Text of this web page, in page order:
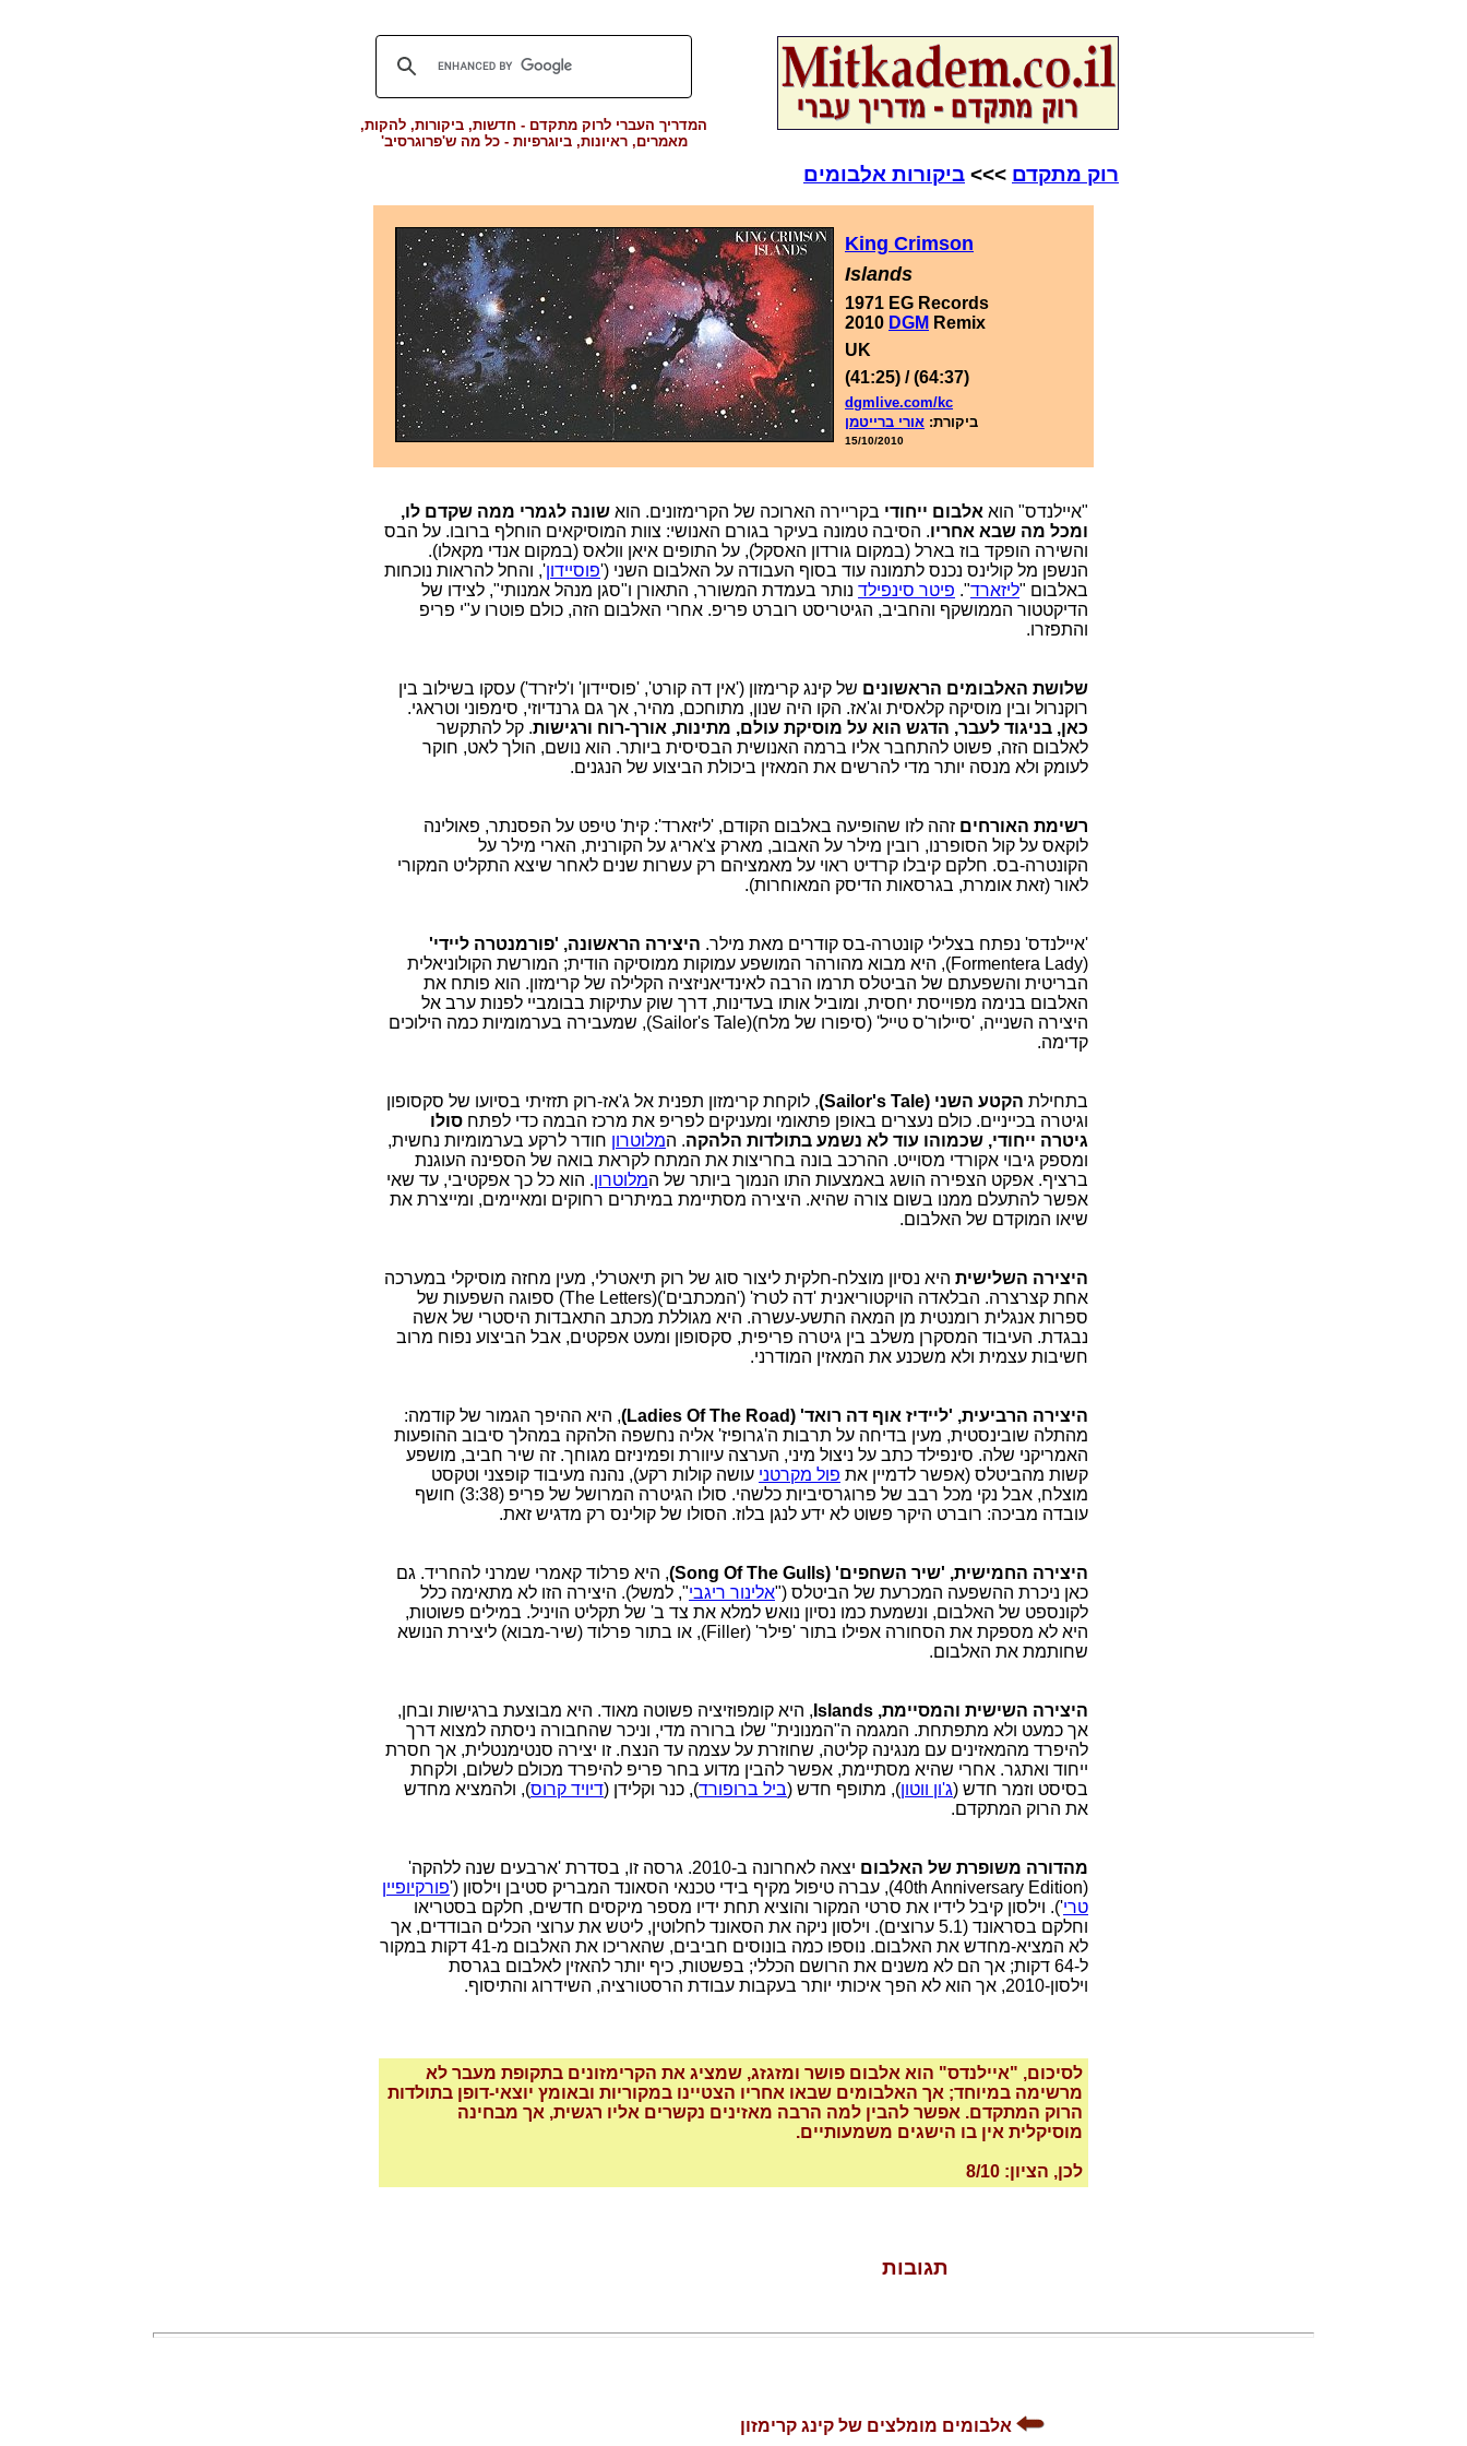
המדריך העברי לרוק מתקדם - חדשות, ביקורות, להקות,
מאמרים, ראיונות, ביוגרפיות - כל מה ש'פרוגרסיב'
רוק מתקדם >>> ביקורות אלבומים
King Crimson
Islands
1971 EG Records
2010 DGM Remix
UK
(41:25) / (64:37)
dgmlive.com/kc
ביקורת: אורי ברייטמן
15/10/2010
"איילנדס" הוא אלבום ייחודי בקריירה הארוכה של הקרימזונים. הוא שונה לגמרי ממה שקדם לו,
ומכל מה שבא אחריו. הסיבה טמונה בעיקר בגורם האנושי: צוות המוסיקאים הוחלף ברובו. על הבס
והשירה הופקד בוז בארל (במקום גורדון האסקל), על התופים איאן וולאס (במקום אנדי מקאלו).
הנשפן מל קולינס נכנס לתמונה עוד בסוף העבודה על האלבום השני ('פוסיידון', והחל להראות נוכחות
באלבום "ליזארד". פיטר סינפילד נותר בעמדת המשורר, התאורן ו"סגן מנהל אמנותי", לצידו של
הדיקטטור הממושקף והחביב, הגיטריסט רוברט פריפ. אחרי האלבום הזה, כולם פוטרו ע"י פריפ
והתפזרו.
שלושת האלבומים הראשונים של קינג קרימזון ('אין דה קורט', 'פוסיידון' ו'ליזרד') עסקו בשילוב בין
רוקנרול ובין מוסיקה קלאסית וג'אז. הקו היה שנון, מתוחכם, מהיר, אך גם גרנדיוזי, סימפוני וטראגי.
כאן, בניגוד לעבר, הדגש הוא על מוסיקת עולם, מתינות, אורך-רוח ורגישות. קל להתקשר
לאלבום הזה, פשוט להתחבר אליו ברמה האנושית הבסיסית ביותר. הוא נושם, הולך לאט, חוקר
לעומק ולא מנסה יותר מדי להרשים את המאזין ביכולת הביצוע של הנגנים.
רשימת האורחים זהה לזו שהופיעה באלבום הקודם, 'ליזארד': קית' טיפט על הפסנתר, פאולינה
לוקאס על קול הסופרנו, רובין מילר על האבוב, מארק צ'אריג על הקורנית, הארי מילר על
הקונטרה-בס. חלקם קיבלו קרדיט ראוי על מאמציהם רק עשרות שנים לאחר שיצא התקליט המקורי
לאור (זאת אומרת, בגרסאות הדיסק המאוחרות).
'איילנדס' נפתח בצלילי קונטרה-בס קודרים מאת מילר. היצירה הראשונה, 'פורמנטרה ליידי'
(Formentera Lady), היא מבוא מהורהר המושפע עמוקות ממוסיקה הודית; המורשת הקולוניאלית
הבריטית והשפעתם של הביטלס תרמו הרבה לאינדיאניזציה הקלילה של קרימזון. הוא פותח את
האלבום בנימה מפוייסת יחסית, ומוביל אותו בעדינות, דרך שוק עתיקות בבומביי לפנות ערב אל
היצירה השנייה, 'סיילור'ס טייל' (סיפורו של מלח)(Sailor's Tale), שמעבירה בערמומיות כמה הילוכים
קדימה.
בתחילת הקטע השני (Sailor's Tale)
, לוקחת קרימזון תפנית אל ג'אז-רוק תזזיתי בסיועו של סקסופון
וגיטרה בכייניים. כולם נעצרים באופן פתאומי ומעניקים לפריפ את מרכז הבמה כדי לפתח סולו
גיטרה ייחודי, שכמוהו עוד לא נשמע בתולדות הלהקה. המלוטרון חודר לרקע בערמומיות נחשית,
ומספק גיבוי אקורדי מסוייט. ההרכב בונה בחריצות את המתח לקראת בואה של הספינה העוגנת
ברציף. אפקט הצפירה הושג באמצעות התו הנמוך ביותר של המלוטרון. הוא כל כך אפקטיבי, עד שאי
אפשר להתעלם ממנו בשום צורה שהיא. היצירה מסתיימת במיתרים רחוקים ומאיימים, ומייצרת את
שיאו המוקדם של האלבום.
היצירה השלישית היא נסיון מוצלח-חלקית ליצור סוג של רוק תיאטרלי, מעין מחזה מוסיקלי במערכה
אחת קצרצרה. הבלאדה הויקטוריאנית 'דה לטרז' ('המכתבים')(The Letters) ספוגה השפעות של
ספרות אנגלית רומנטית מן המאה התשע-עשרה. היא מגוללת מכתב התאבדות היסטרי של אשה
נבגדת. העיבוד המסקרן משלב בין גיטרה פריפית, סקסופון ומעט אפקטים, אבל הביצוע נפוח מרוב
חשיבות עצמית ולא משכנע את המאזין המודרני.
היצירה הרביעית, 'ליידיז אוף דה רואד' (Ladies Of The Road)
, היא ההיפך הגמור של קודמה:
מהתלה שובינסטית, מעין בדיחה על תרבות ה'גרופיז' אליה נחשפה הלהקה במהלך סיבוב ההופעות
האמריקני שלה. סינפילד כתב על ניצול מיני, הערצה עיוורת ופמיניזם מגוחך. זה שיר חביב, מושפע
קשות מהביטלס (אפשר לדמיין את פול מקרטני עושה קולות רקע), נהנה מעיבוד קופצני וטקסט
מוצלח, אבל נקי מכל רבב של פרוגרסיביות כלשהי. סולו הגיטרה המרושל של פריפ (3:38) חושף
עובדה מביכה: רוברט היקר פשוט לא ידע לנגן בלוז. הסולו של קולינס רק מדגיש זאת.
היצירה החמישית, 'שיר השחפים' (Song Of The Gulls)
, היא פרלוד קאמרי שמרני להחריד. גם
כאן ניכרת ההשפעה המכרעת של הביטלס ("אלינור ריגבי", למשל). היצירה הזו לא מתאימה כלל
לקונספט של האלבום, ונשמעת כמו נסיון נואש למלא את צד ב' של תקליט הויניל. במילים פשוטות,
היא לא מספקת את הסחורה אפילו בתור 'פילר' (Filler), או בתור פרלוד (שיר-מבוא) ליצירת הנושא
שחותמת את האלבום.
היצירה השישית והמסיימת, Islands
, היא קומפוזיציה פשוטה מאוד. היא מבוצעת ברגישות ובחן,
אך כמעט ולא מתפתחת. המגמה ה"המנונית" שלו ברורה מדי, וניכר שהחבורה ניסתה למצוא דרך
להיפרד מהמאזינים עם מנגינה קליטה, שחוזרת על עצמה עד הנצח. זו יצירה סנטימנטלית, אך חסרת
ייחוד ואתגר. אחרי שהיא מסתיימת, אפשר להבין מדוע בחר פריפ להיפרד מכולם לשלום, ולקחת
בסיסט וזמר חדש (ג'ון ווטון), מתופף חדש (ביל ברופורד), כנר וקלידן (דיויד קרוס), ולהמציא מחדש
את הרוק המתקדם.
מהדורה משופרת של האלבום
יצאה לאחרונה ב-2010. גרסה זו, בסדרת 'ארבעים שנה ללהקה'
(40th Anniversary Edition), עברה טיפול מקיף בידי טכנאי הסאונד המבריק סטיבן וילסון ('
פורקיופיין
טרי'). וילסון קיבל לידיו את סרטי המקור והוציא תחת ידיו מספר מיקסים חדשים, חלקם בסטריאו
וחלקם בסראונד (5.1 ערוצים). וילסון ניקה את הסאונד לחלוטין, ליטש את ערוצי הכלים הבודדים, אך
לא המציא-מחדש את האלבום. נוספו כמה בונוסים חביבים, שהאריכו את האלבום מ-41 דקות במקור
ל-64 דקות; אך הם לא משנים את הרושם הכללי; בפשטות, כיף יותר להאזין לאלבום בגרסת
וילסון-2010, אך הוא לא הפך איכותי יותר בעקבות עבודת הרסטורציה, השידרוג והתיסוף.
לסיכום, "איילנדס" הוא אלבום פושר ומזגזג, שמציג את הקרימזונים בתקופת מעבר לא
מרשימה במיוחד; אך האלבומים שבאו אחריו הצטיינו במקוריות ובאומץ יוצאי-דופן בתולדות
הרוק המתקדם. אפשר להבין למה הרבה מאזינים נקשרים אליו רגשית, אך מבחינה
מוסיקלית אין בו הישגים משמעותיים.
לכן, הציון: 8/10
תגובות
אלבומים מומלצים של קינג קרימזון